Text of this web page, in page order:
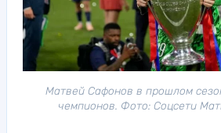
Матвей Сафонов в прошлом
чемпионов. Фото: Соцсети